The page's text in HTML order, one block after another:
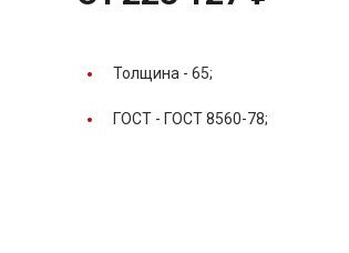
Толщина - 65;
ГОСТ - ГОСТ 8560-78;